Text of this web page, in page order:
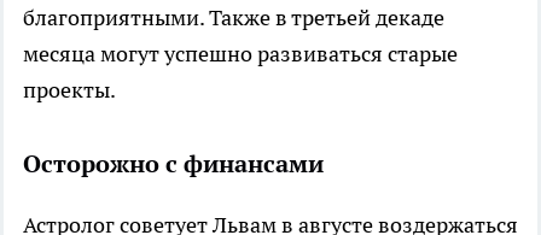
благоприятными. Также в третьей декаде
месяца могут успешно развиваться старые
проекты.
Осторожно с финансами
Астролог советует Львам в августе воздержаться